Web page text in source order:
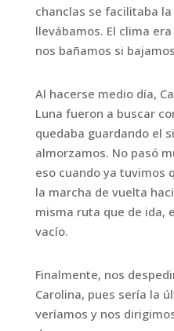
chanclas se facilitaba
llevábamos. El clima
nos bañamos si
Al hacerse medio día,
Luna fueron a buscar
quedaba guardando el
almorzamos. No pasó
eso cuando ya tuvimos
la marcha de vuelta
misma ruta que de ida,
vacío.
Finalmente, nos
Carolina, pues sería la
veríamos y nos